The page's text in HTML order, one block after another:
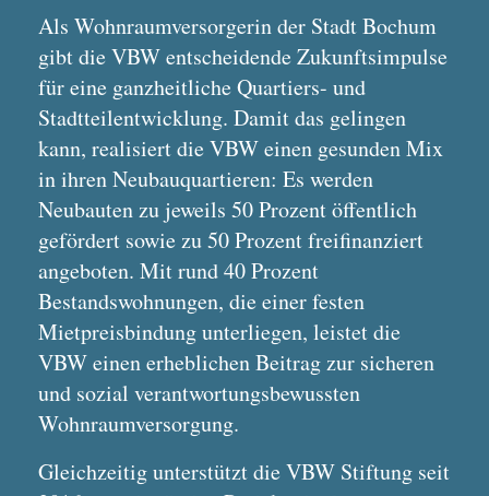
Als Wohnraumversorgerin der Stadt Bochum
gibt die VBW entscheidende Zukunftsimpulse
für eine ganzheitliche Quartiers- und
Stadtteilentwicklung. Damit das gelingen
kann, realisiert die VBW einen gesunden Mix
in ihren Neubauquartieren: Es werden
Neubauten zu jeweils 50 Prozent öffentlich
gefördert sowie zu 50 Prozent freifinanziert
angeboten. Mit rund 40 Prozent
Bestandswohnungen, die einer festen
Mietpreisbindung unterliegen, leistet die
VBW einen erheblichen Beitrag zur sicheren
und sozial verantwortungsbewussten
Wohnraumversorgung.
Gleichzeitig unterstützt die VBW Stiftung seit